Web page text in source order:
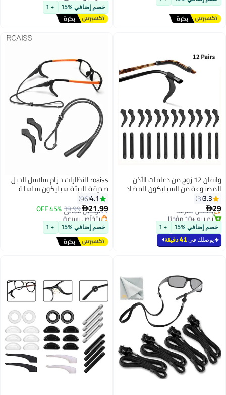
توصيل مجاني
خصم إضافي %15 + 1
وانفان 12 زوج من دعامات الأذن
من السيليكون المضاد
حاملة نظارات مع
%15
+ 1
41 دقيقة
roaiss النظارات حزام سلاسل الحبل
صديقة للبيئة سيليكون سلسلة
النظارات الشمسية للرجال النساء
الأطفال قابل للتعديل التجنيب
النظارات مع السنانير الأذن لنظارات
القراءة الرياضية والأنشطة الخارجية
39.99
45% OFF توصيل مجاني
بتخلّص بسرعة
توصيل مجاني
خصم إضافي %15 + 1